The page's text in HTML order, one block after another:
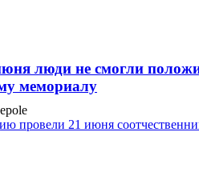
люди не смогли
мемориалу